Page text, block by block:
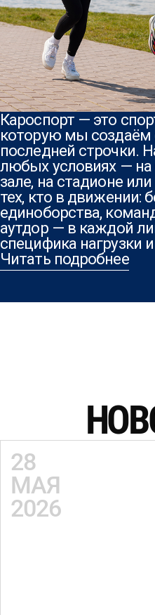
Кароспорт — это
которую мы создаём
последней строчки.
любых условиях — на
зале, на стадионе
тех, кто в движении:
единоборства,
аутдор — в каждой
специфика нагрузки
Читать подробнее
28
МАЯ
2026